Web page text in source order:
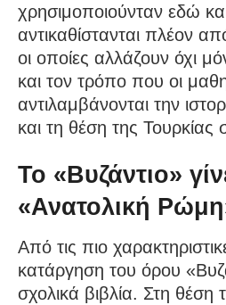
χρησιμοποιούνταν εδώ
αντικαθίστανται πλέον
οι οποίες αλλάζουν όχι
και τον τρόπο που οι
αντιλαμβάνονται την
και τη θέση της Τουρκίας
Το «Βυζάντιο»
«Ανατολική
Από τις πιο
κατάργηση του όρου
σχολικά βιβλία. Στη θέση